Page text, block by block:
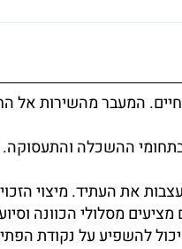
המעבר מהשירות אל
בתחומי ההשכלה
את העתיד. מיצוי
מסלולי הכוונה
להשפיע על נקודת